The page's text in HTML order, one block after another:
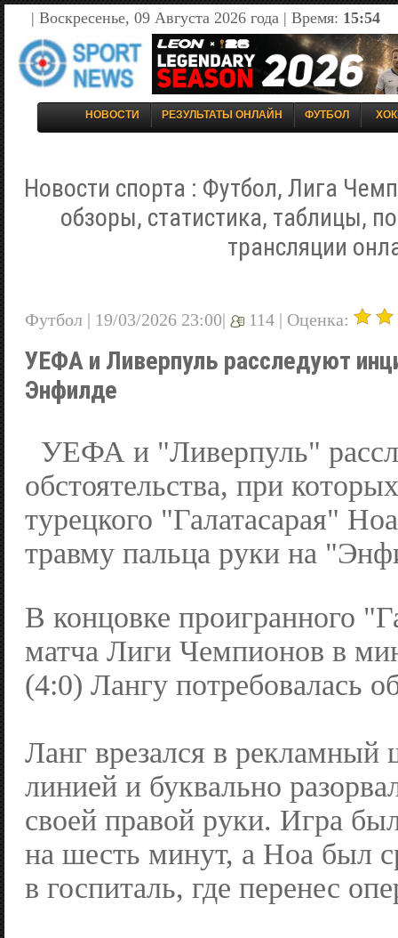
| Воскресенье, 09 Августа 2026 года | Время: 15:54
НОВОСТИ РЕЗУЛЬТАТЫ ОНЛАЙН ФУТБОЛ
Новости спорта : Футбол, Лига
обзоры, статистика, таблицы,
трансляции
Футбол | 19/03/2026 23:00| 114 | Оценка:
УЕФА и Ливерпуль расследуют
Энфилде
УЕФА и "Ливерпуль"
обстоятельства, при
турецкого "Галатасарая"
травму пальца руки на
В концовке проигранного
матча Лиги Чемпионов в
(4:0) Лангу потребовалась
Ланг врезался в рекламный
линией и буквально
своей правой руки. Игра
на шесть минут, а Ноа был
в госпиталь, где перенес